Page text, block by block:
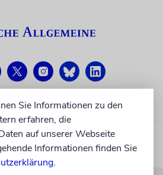
Sie Informationen zu den
erfahren, die
auf unserer Webseite
Informationen finden Sie
.